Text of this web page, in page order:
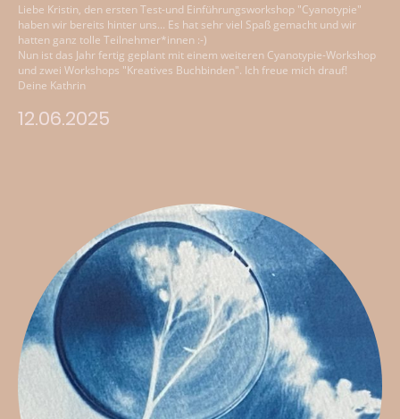
Liebe Kristin, den ersten Test-und Einführungsworkshop "Cyanotypie"
haben wir bereits hinter uns... Es hat sehr viel Spaß gemacht und wir
hatten ganz tolle Teilnehmer*innen :-)
Nun ist das Jahr fertig geplant mit einem weiteren Cyanotypie-Workshop
und zwei Workshops "Kreatives Buchbinden". Ich freue mich drauf!
Deine Kathrin
12.06.2025